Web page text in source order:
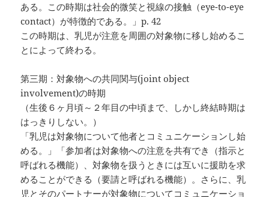
ある。この時期は社会的微笑と視線の接触（eye-to-eye
contact）が特徴的である。」p. 42
この時期は、乳児が注意を周囲の対象物に移し始めるこ
とによって終わる。
第三期：対象物への共同関与(joint object
involvement)の時期
（生後６ヶ月頃～２年目の中頃まで、しかし終結時期は
はっきりしない。）
「乳児は対象物について他者とコミュニケーションし始
める。」「参加者は対象物への注意を共有でき（指示と
呼ばれる機能）、対象物を扱うときには互いに援助を求
めることができる（要請と呼ばれる機能）。さらに、乳
児とそのパートナーが対象物についてコミュニケーショ